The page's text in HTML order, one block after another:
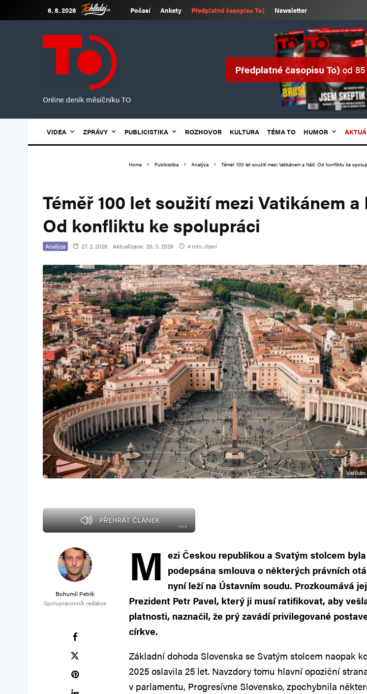
6. 8. 2026 Počasí Ankety Předplatné časopisu To) Newsletter
Online deník měsíčníku TO
Předplatné časopisu To)od
VIDEA ZPRÁVY PUBLICISTIKA ROZHOVOR KULTURA TÉMA TO HUMOR
Home Publicistika Analýza Téměř 100 let soužití mezi Vatikánem a Itálií: Od konfliktu ke
Téměř 100 let soužití mezi Vatikánem
Od konfliktu ke spolupráci
Analýza 27. 2. 2026 Aktualizace: 20. 3. 2026 4 min. čtení
PŘEHRÁT ČLÁNEK
Bohumil Petrík
Spolupracovník redakce
M ezi Českou republikou a Svatým stolcem
podepsána smlouva o některých právních
nyní leží na Ústavním soudu. Prozkoumává
Prezident Petr Pavel, který ji musí ratifikovat, aby
platnosti, naznačil, že prý zavádí privilegované
církve.
Základní dohoda Slovenska se Svatým stolcem naopak
2025 oslavila 25 let. Navzdory tomu hlavní opoziční
v parlamentu, Progresívne Slovensko, zpochybnila